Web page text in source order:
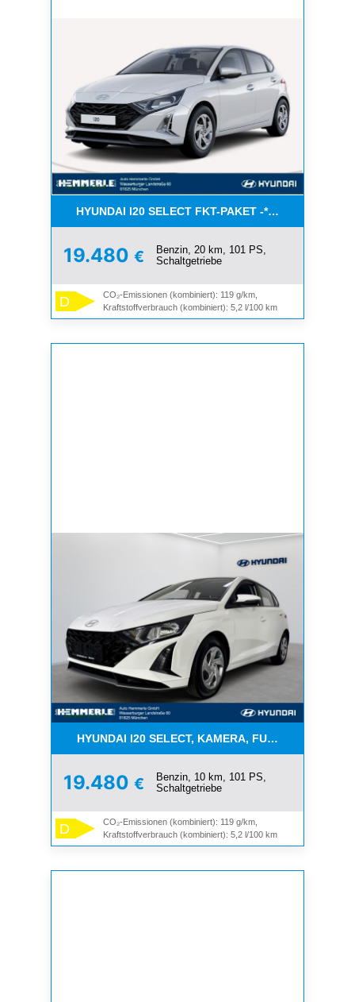
HYUNDAI I20 SELECT FKT-PAKET -*NAVI*KLIMA*
19.480 €
Benzin, 20 km, 101 PS,
Schaltgetriebe
D
CO₂-Emissionen (kombiniert): 119 g/km,
Kraftstoffverbrauch (kombiniert): 5,2 l/100 km
HYUNDAI I20 SELECT, KAMERA, FUNKT.PAKET,
19.480 €
Benzin, 10 km, 101 PS,
Schaltgetriebe
D
CO₂-Emissionen (kombiniert): 119 g/km,
Kraftstoffverbrauch (kombiniert): 5,2 l/100 km